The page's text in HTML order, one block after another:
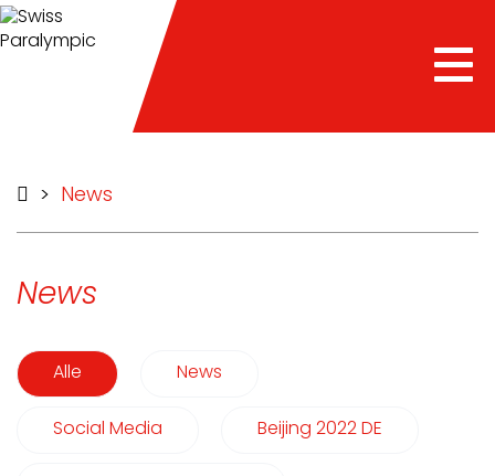
> News
News
Alle News
Social Media Beijing 2022 DE